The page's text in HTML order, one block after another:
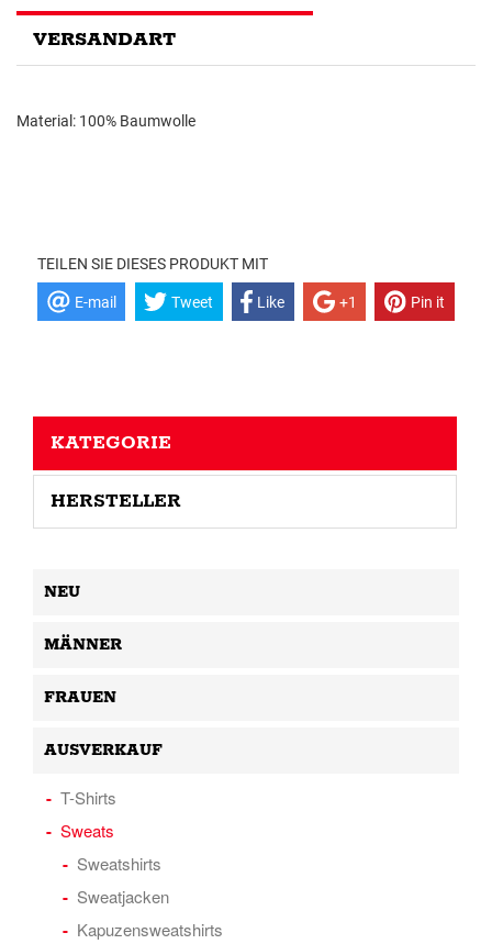
VERSANDART
Material: 100% Baumwolle
TEILEN SIE DIESES PRODUKT MIT
E-mail Tweet Like +1 Pin it
KATEGORIE
HERSTELLER
NEU
MÄNNER
FRAUEN
AUSVERKAUF
T-Shirts
Sweats
Sweatshirts
Sweatjacken
Kapuzensweatshirts